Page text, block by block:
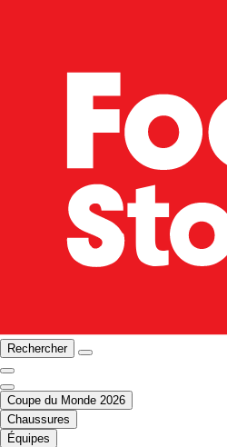
Rechercher
Coupe du Monde 2026
Chaussures
Équipes